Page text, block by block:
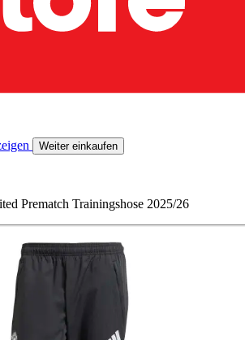
Weiter einkaufen
Prematch Trainingshose 2025/26